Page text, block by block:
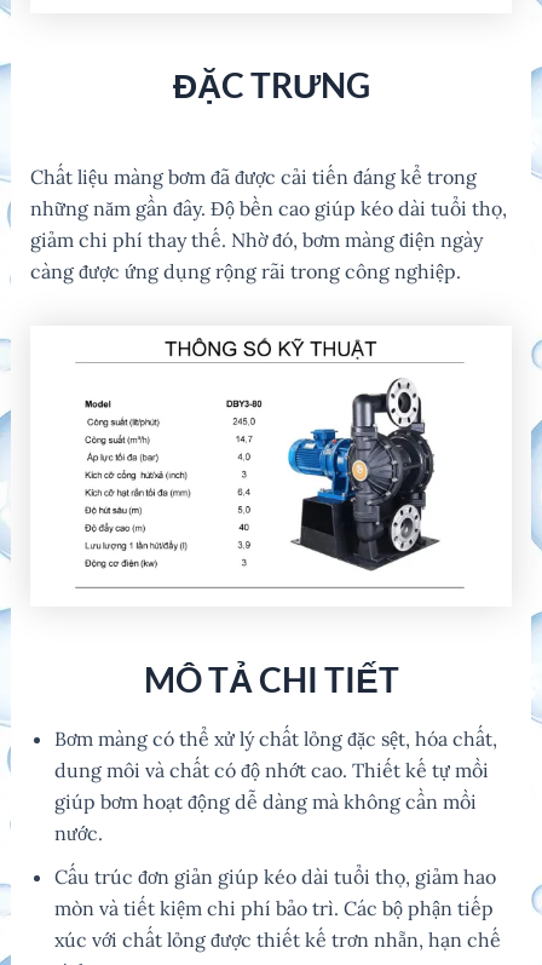
ĐẶC TRƯNG
Chất liệu màng bơm đã được cải tiến đáng kể trong
những năm gần đây. Độ bền cao giúp kéo dài tuổi thọ,
giảm chi phí thay thế. Nhờ đó, bơm màng điện ngày
càng được ứng dụng rộng rãi trong công nghiệp.
MÔ TẢ CHI TIẾT
Bơm màng có thể xử lý chất lỏng đặc sệt, hóa chất,
dung môi và chất có độ nhớt cao. Thiết kế tự mồi
giúp bơm hoạt động dễ dàng mà không cần mồi
nước.
Cấu trúc đơn giản giúp kéo dài tuổi thọ, giảm hao
mòn và tiết kiệm chi phí bảo trì. Các bộ phận tiếp
xúc với chất lỏng được thiết kế trơn nhẵn, hạn chế